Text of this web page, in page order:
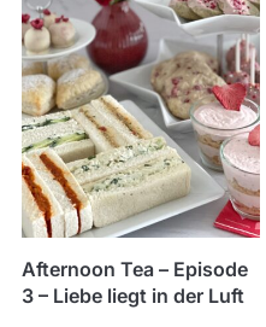
Afternoon Tea – Episode
3 – Liebe liegt in der Luft